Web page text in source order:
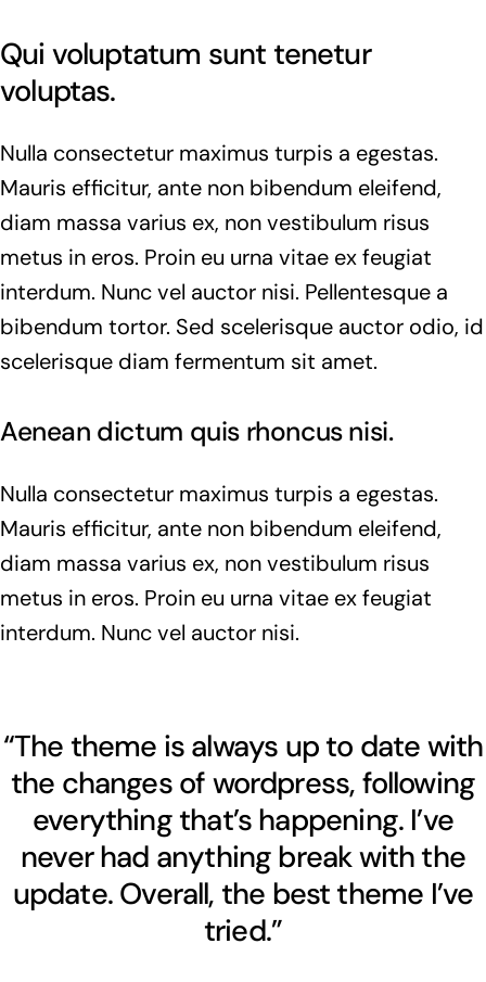
Qui voluptatum sunt tenetur
voluptas.
Nulla consectetur maximus turpis a egestas.
Mauris efficitur, ante non bibendum eleifend,
diam massa varius ex, non vestibulum risus
metus in eros. Proin eu urna vitae ex feugiat
interdum. Nunc vel auctor nisi. Pellentesque a
bibendum tortor. Sed scelerisque auctor odio, id
scelerisque diam fermentum sit amet.
Aenean dictum quis rhoncus nisi.
Nulla consectetur maximus turpis a egestas.
Mauris efficitur, ante non bibendum eleifend,
diam massa varius ex, non vestibulum risus
metus in eros. Proin eu urna vitae ex feugiat
interdum. Nunc vel auctor nisi.
“The theme is always up to date with
the changes of wordpress, following
everything that’s happening. I’ve
never had anything break with the
update. Overall, the best theme I’ve
tried.”